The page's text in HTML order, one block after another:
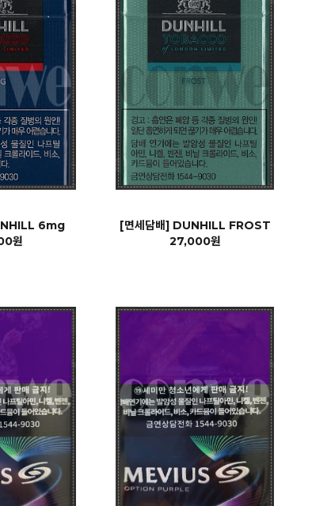
6mg
원
[면세담배] DUNHILL FROST
27,000원